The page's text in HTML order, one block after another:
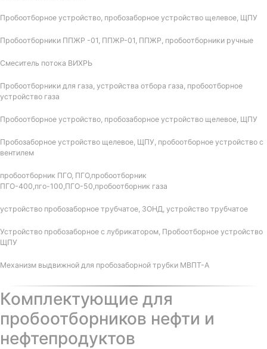
Пробоотборное устройство, пробозаборное устройство щелевое, ЩПУ
Пробоотборники ППЖР -01, ППЖР-01, ППЖР, пробоотборники ручные
Смеситель потока ВИХРЬ
Пробоотборники для газа, устройства отбора газа, пробоотборное
устройство газа
Пробоотборное устройство, пробозаборное устройство щелевое, ЩПУ
Пробозаборное устройство щелевое, ЩПУ, пробоотборное устройство с
вентилем
пробоотборник ПГО, ПГО,пробоотборник
ПГО-400,пго-100,ПГО-50,пробоотборник газа
устройство пробозаборное трубчатое, ЗОНД, устройство трубчатое
Устройство пробозаборное с лубрикатором, Пробоотборное устройство
ЩПУ
Механизм выдвижной для пробозаборной трубки МВПТ-А
Комплектующие для
пробоотборников нефти и
нефтепродуктов